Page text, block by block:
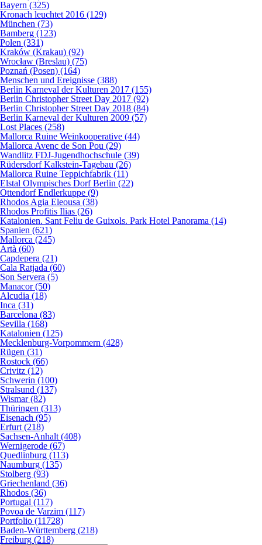
Bayern (325)
Kronach leuchtet 2016 (129)
München (73)
Bamberg (123)
Polen (331)
Kraków (Krakau) (92)
Wrocław (Breslau) (75)
Poznań (Posen) (164)
Menschen und Ereignisse (388)
Berlin Karneval der Kulturen 2017 (155)
Berlin Christopher Street Day 2017 (92)
Berlin Christopher Street Day 2018 (84)
Berlin Karneval der Kulturen 2009 (57)
Lost Places (258)
Mallorca Ruine Weinkooperative (44)
Mallorca Avenc de Son Pou (29)
Wandlitz FDJ-Jugendhochschule (39)
Rüdersdorf Kalkstein-Tagebau (26)
Mallorca Ruine Teppichfabrik (11)
Elstal Olympisches Dorf Berlin (22)
Ottendorf Endlerkuppe (9)
Rhodos Agia Eleousa (38)
Rhodos Profitis Ilias (26)
Katalonien. Sant Feliu de Guixols. Park Hotel Panorama (14)
Spanien (621)
Mallorca (245)
Artà (60)
Capdepera (21)
Cala Ratjada (60)
Son Servera (5)
Manacor (50)
Alcudia (18)
Inca (31)
Barcelona (83)
Sevilla (168)
Katalonien (125)
Mecklenburg-Vorpommern (428)
Rügen (31)
Rostock (66)
Crivitz (12)
Schwerin (100)
Stralsund (137)
Wismar (82)
Thüringen (313)
Eisenach (95)
Erfurt (218)
Sachsen-Anhalt (408)
Wernigerode (67)
Quedlinburg (113)
Naumburg (135)
Stolberg (93)
Griechenland (36)
Rhodos (36)
Portugal (117)
Povoa de Varzim (117)
Portfolio (11728)
Baden-Württemberg (218)
Freiburg (218)